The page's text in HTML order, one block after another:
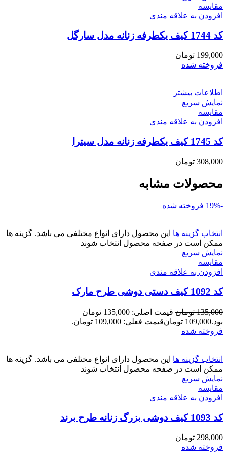
مقايسه
افزودن به علاقه مندی
کد 1744 کیف یکطرفه زنانه مدل سارگل
199,000 تومان
فروخته شده
اطلاعات بیشتر
نمایش سریع
مقايسه
افزودن به علاقه مندی
کد 1745 کیف یکطرفه زنانه مدل سیترا
308,000 تومان
محصولات مشابه
-19% فروخته شده
انتخاب گزینه ها این محصول دارای انواع مختلفی می باشد. گزینه ها
ممکن است در صفحه محصول انتخاب شوند
نمایش سریع
مقايسه
افزودن به علاقه مندی
کد 1092 کیف دستی دوشی طرح مارک
135,000 تومان
قیمت اصلی: 135,000 تومان
بود.109,000 تومانقیمت فعلی: 109,000 تومان.
فروخته شده
انتخاب گزینه ها این محصول دارای انواع مختلفی می باشد. گزینه ها
ممکن است در صفحه محصول انتخاب شوند
نمایش سریع
مقايسه
افزودن به علاقه مندی
کد 1093 کیف دوشی بزرگ زنانه طرح برند
298,000 تومان
فروخته شده